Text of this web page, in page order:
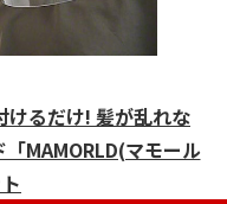
けるだけ! 髪が乱れな
MAMORLD(マモール